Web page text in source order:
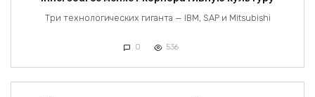
Три технологических гиганта — IBM, SAP и Mitsubishi
0 536